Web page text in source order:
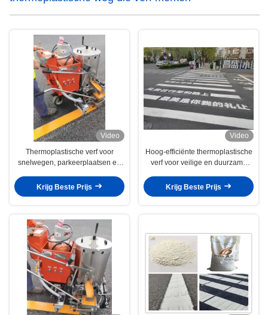
Video
Thermoplastische verf voor
snelwegen, parkeerplaatsen en
Krijg Beste Prijs
Video
Hoog-efficiënte thermoplastische
verf voor veilige en duurzame
Krijg Beste Prijs